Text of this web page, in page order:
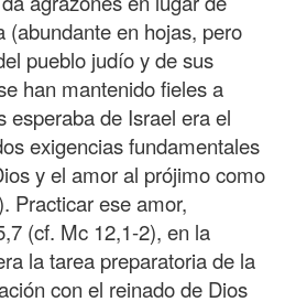
(abundante en hojas, pero
pueblo judío y de sus
han mantenido fieles a
esperaba de Israel era el
exigencias fundamentales
y el amor al prójimo como
Practicar ese amor,
(cf. Mc 12,1-2), en la
la tarea preparatoria de la
con el reinado de Dios